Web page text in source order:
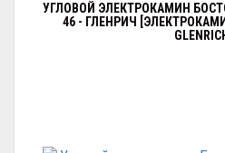
УГЛОВОЙ ЭЛЕКТРОКАМИН
46 - ГЛЕНРИЧ